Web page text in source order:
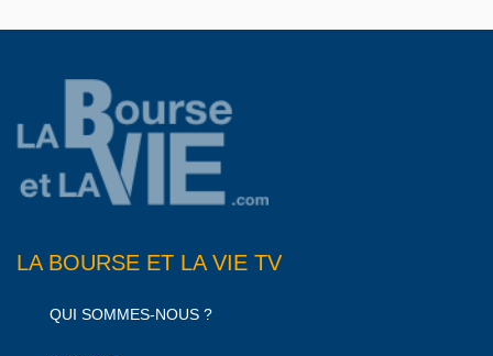
LA BOURSE ET LA VIE TV
QUI SOMMES-NOUS ?